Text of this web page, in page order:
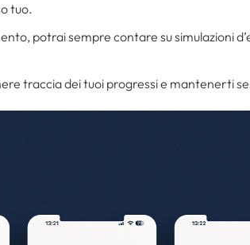
tuo.
potrai sempre contare su simulazioni
traccia dei tuoi progressi e mantenerti